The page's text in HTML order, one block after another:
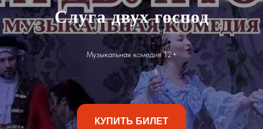
Слуга двух господ
Музыкальная комедия 12+
КУПИТЬ БИЛЕТ